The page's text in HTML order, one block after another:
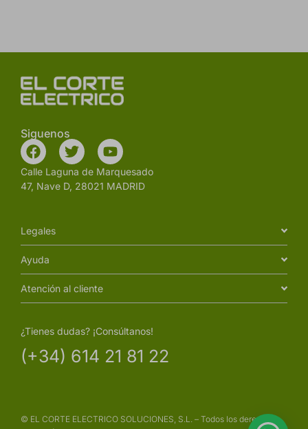
Siguenos
Calle Laguna de Marquesado
47, Nave D, 28021 MADRID
Legales
Ayuda
Atención al cliente
¿Tienes dudas? ¡Consúltanos!
(+34) 614 21 81 22
© EL CORTE ELECTRICO SOLUCIONES, S.L. – Todos los derechos